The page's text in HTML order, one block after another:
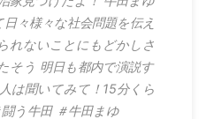
々様々な社会問題を伝え
れないことにもどかしさ
そう 明日も都内で演説す
は聞いてみて！15分くら
う牛田 ＃牛田まゆ